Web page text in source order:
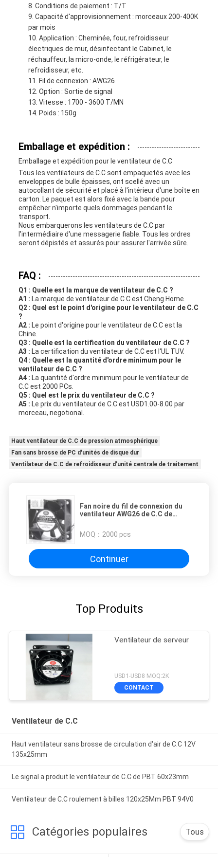
Conditions de paiement : T/T
Capacité d'approvisionnement : morceaux 200-400K
par mois
Application : Cheminée, four, refroidisseur
électriques de mur, désinfectant le Cabinet, le
réchauffeur, la micro-onde, le réfrigérateur, le
refroidisseur, etc.
Fil de connexion : AWG26
Option : Sortie de signal
Vitesse : 1700 - 3600 T/MN
Poids : 150g
Emballage et expédition :
Emballage et expédition pour le ventilateur de C.C
Tous les ventilateurs de C.C sont empaquetés avec les
enveloppes de bulle épaisses, ont scellé avec un
autocollant de sécurité et placé à l'intérieur d'une boîte en
carton. Le paquet est alors fixé avec la bande pour
empêcher n'importe quels dommages pendant le
transport.
Nous embarquerons les ventilateurs de C.C par
l'intermédiaire d'une messagerie fiable. Tous les ordres
seront dépistés et assurés pour assurer l'arrivée sûre.
FAQ :
Q1 : Quelle est la marque de ventilateur de C.C ?
A1 : La marque de ventilateur de C.C est Cheng Home.
Q2 : Quel est le point d'origine pour le ventilateur de C.C
?
A2 : Le point d'origine pour le ventilateur de C.C est la
Chine.
Q3 : Quelle est la certification du ventilateur de C.C ?
A3 : La certification du ventilateur de C.C est l'UL TUV.
Q4 : Quelle est la quantité d'ordre minimum pour le
ventilateur de C.C ?
A4 : La quantité d'ordre minimum pour le ventilateur de
C.C est 2000 PCs.
Q5 : Quel est le prix du ventilateur de C.C ?
A5 : Le prix du ventilateur de C.C est USD1.00-8.00 par
morceau, negotional.
Haut ventilateur de C.C de pression atmosphérique
Fan sans brosse de PC d'unités de disque dur
Ventilateur de C.C de refroidisseur d'unité centrale de traitement
Fan noire du fil de connexion du
ventilateur AWG26 de C.C de
onde/réfrigérateur 60x60x25 12V
MOQ： 2000 pcs
Continuer
Top Produits
Ventilateur de serveur
USD1-USD8 MOQ:2K
CONTACT
Ventilateur de C.C
Haut ventilateur sans brosse de circulation d'air de C.C 12V
135x25mm
Le signal a produit le ventilateur de C.C de PBT 60x23mm
Ventilateur de C.C roulement à billes 120x25Mm PBT 94V0
Catégories populaires Tous